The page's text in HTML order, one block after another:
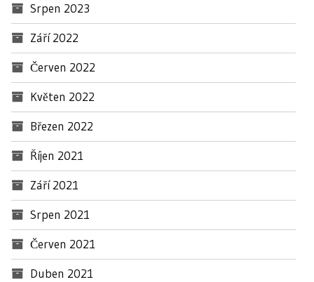
Srpen 2023
Září 2022
Červen 2022
Květen 2022
Březen 2022
Říjen 2021
Září 2021
Srpen 2021
Červen 2021
Duben 2021